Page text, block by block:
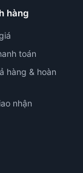
hàng
toán
hàng & hoàn
nhận